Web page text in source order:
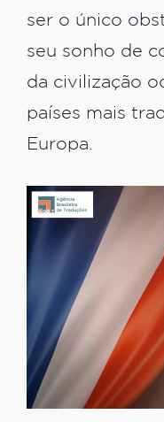
ser o único
seu sonho de
da civilização
países mais
Europa.